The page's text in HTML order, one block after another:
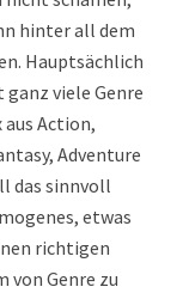
hinter all dem
Hauptsächlich
ganz viele Genre
Action,
Adventure
das sinnvoll
etwas
richtigen
von Genre zu